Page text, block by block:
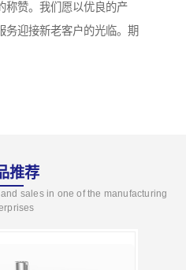
称赞。我们愿以优良的产
务迎接新老客户的光临。期
推荐
sales in one of the manufacturing